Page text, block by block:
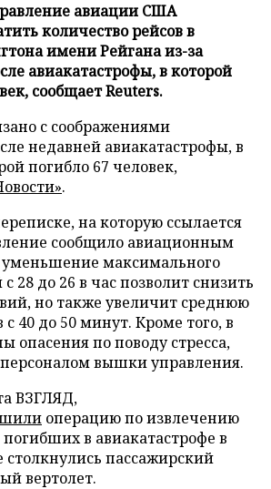
авиации США
количество рейсов в
имени Рейгана из-за
авиакатастрофы, в которой
сообщает Reuters.
с соображениями
недавней авиакатастрофы, в
погибло 67 человек,
.
на которую ссылается
сообщило авиационным
максимального
28 до 26 в час позволит снизить
но также увеличит среднюю
с 40 до 50 минут. Кроме того, в
опасения по поводу стресса,
вышки управления.
ВЗГЛЯД,
операцию по извлечению
погибших в авиакатастрофе в
пассажирский
вертолет.